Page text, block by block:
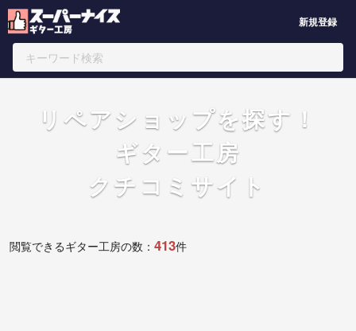
新規登録
リペアショップを探す！
ギター工房
クチコミサイト
閲覧できるギター工房の数： 413件